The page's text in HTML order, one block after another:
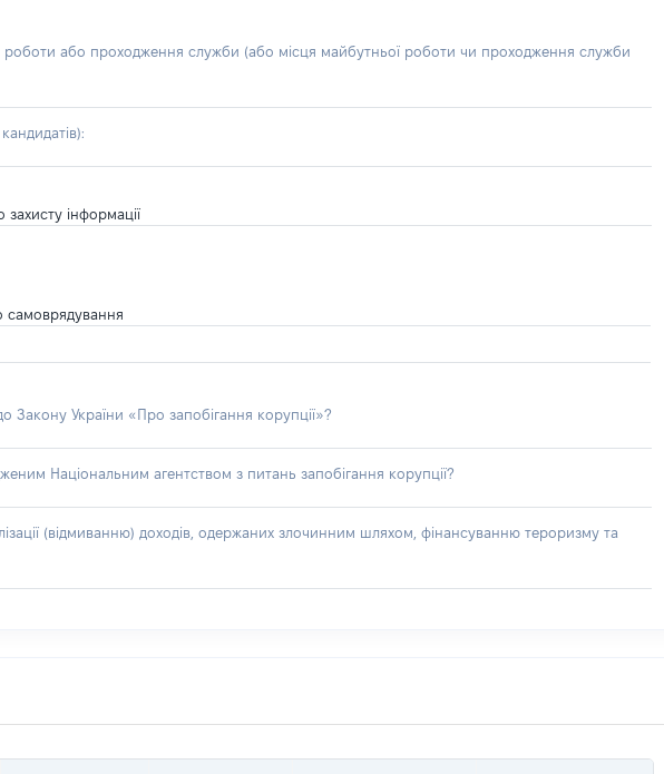
роботи або проходження служби (або місця майбутньої роботи чи проходження служби
інформації
самоврядування
Закону України «Про запобігання корупції»?
Національним агентством з питань запобігання корупції?
(відмиванню) доходів, одержаних злочинним шляхом, фінансуванню тероризму та